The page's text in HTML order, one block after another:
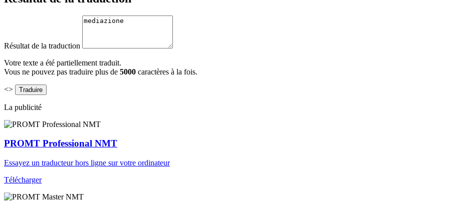
Résultat de la traduction
Votre texte a été partiellement traduit.
Vous ne pouvez pas traduire plus de 5000 caractères à la fois.
<>
La publicité
PROMT Professional NMT
Essayez un traducteur hors ligne sur votre ordinateur
Télécharger